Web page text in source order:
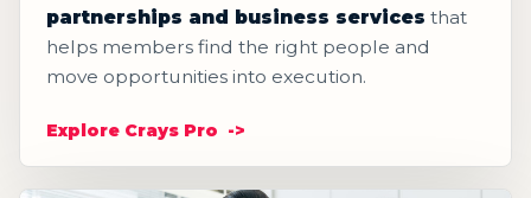
partnerships and business services that
helps members find the right people and
move opportunities into execution.
Explore Crays Pro